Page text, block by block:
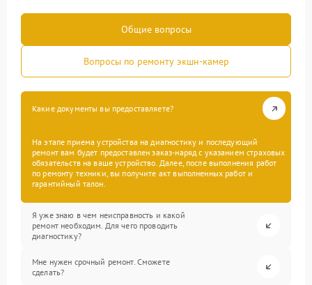
Общие вопросы
Вопросы по ремонту экшн-камер
Какие документы вы предоставляете?
На этапе приема устройства на диагностику и последующий
ремонт вам будет предоставлен заказ-наряд с указанием страховых
обязательств на ваше устройство. Далее, после выполнения работ
по ремонту техники, вы получите акт выполненных работ и
гарантийный талон.
Я уже знаю в чем неисправность и какой
ремонт необходим. Для чего проводить
диагностику?
Мне нужен срочный ремонт. Сможете
сделать?